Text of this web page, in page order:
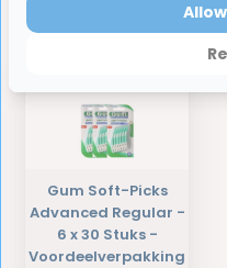
Laatst bekeken
Gum Soft-Picks
Advanced Regular -
6 x 30 Stuks -
Voordeelverpakking